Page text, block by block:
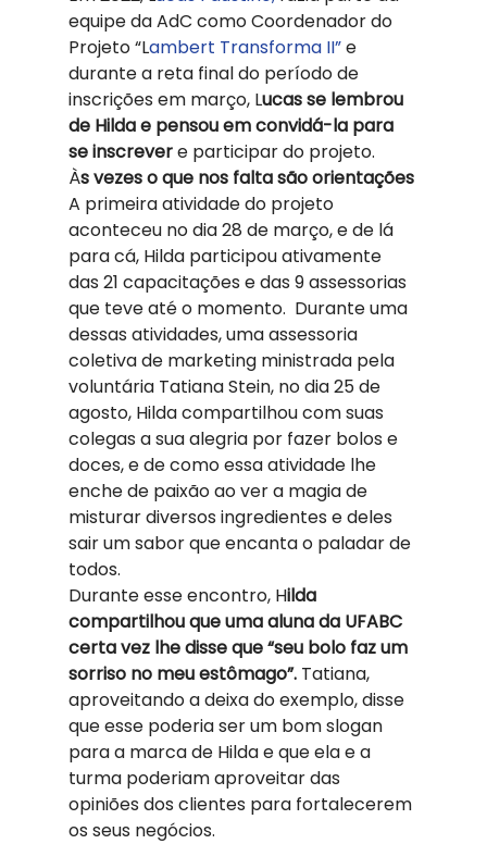
equipe da AdC como Coordenador do
Projeto “Lambert Transforma II” e
durante a reta final do período de
inscrições em março, Lucas se lembrou
de Hilda e pensou em convidá-la para
se inscrever e participar do projeto.
Às vezes o que nos falta são orientações
A primeira atividade do projeto
aconteceu no dia 28 de março, e de lá
para cá, Hilda participou ativamente
das 21 capacitações e das 9 assessorias
que teve até o momento.  Durante uma
dessas atividades, uma assessoria
coletiva de marketing ministrada pela
voluntária Tatiana Stein, no dia 25 de
agosto, Hilda compartilhou com suas
colegas a sua alegria por fazer bolos e
doces, e de como essa atividade lhe
enche de paixão ao ver a magia de
misturar diversos ingredientes e deles
sair um sabor que encanta o paladar de
todos.
Durante esse encontro, Hilda
compartilhou que uma aluna da UFABC
certa vez lhe disse que “seu bolo faz um
sorriso no meu estômago”. Tatiana,
aproveitando a deixa do exemplo, disse
que esse poderia ser um bom slogan
para a marca de Hilda e que ela e a
turma poderiam aproveitar das
opiniões dos clientes para fortalecerem
os seus negócios.